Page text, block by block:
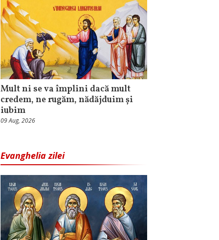
Mult ni se va împlini dacă mult
credem, ne rugăm, nădăjduim și
iubim
09 Aug, 2026
Evanghelia zilei